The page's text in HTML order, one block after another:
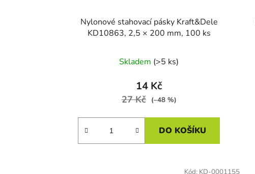
Nylonové stahovací pásky Kraft&Dele
KD10863, 2,5 × 200 mm, 100 ks
Skladem (>5 ks)
14 Kč
27 Kč (–48 %)
DO KOŠÍKU
Kód: KD-0001155